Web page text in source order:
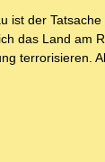
der
das Land am
terrorisieren.